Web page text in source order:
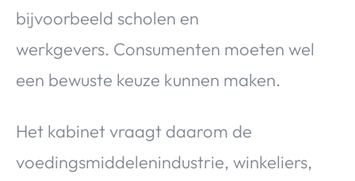
bijvoorbeeld scholen en
werkgevers. Consumenten moeten wel
een bewuste keuze kunnen maken.
Het kabinet vraagt daarom de
voedingsmiddelenindustrie, winkeliers,